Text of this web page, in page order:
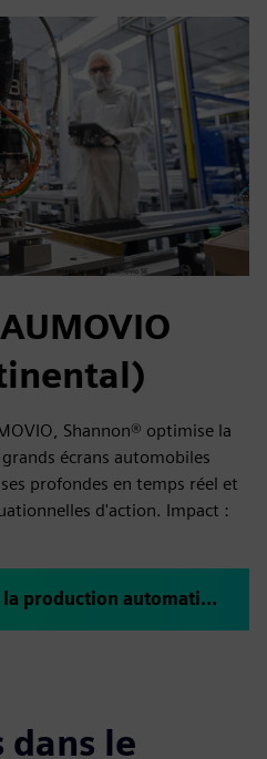
Shannon® optimise la
écrans automobiles
profondes en temps réel et
d'action. Impact :
Shannon® optimisant la production automatisée d'écrans dans les méga-usines @ AUMOVIO
le